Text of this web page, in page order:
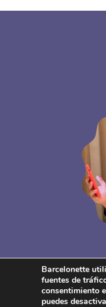
©
Barcelonette
fuentes de
consentimiento
puedes